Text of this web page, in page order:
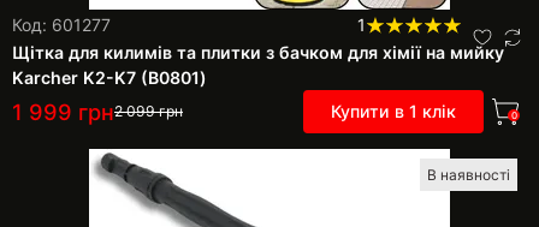
Код: 601277
1
Щітка для килимів та плитки з бачком для хімії на мийку
Karcher K2-K7 (В0801)
1 999 грн2 099грн Купити в 1 клік 0
В наявності